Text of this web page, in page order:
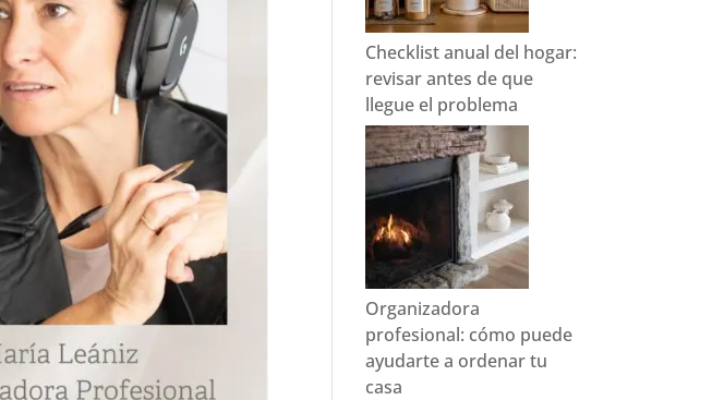
Checklist anual del hogar:
revisar antes de que
llegue el problema
Organizadora
profesional: cómo puede
ayudarte a ordenar tu
casa